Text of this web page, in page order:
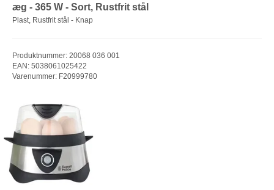
æg - 365 W - Sort, Rustfrit stål
Plast, Rustfrit stål - Knap
Produktnummer: 20068 036 001
EAN: 5038061025422
Varenummer: F20999780